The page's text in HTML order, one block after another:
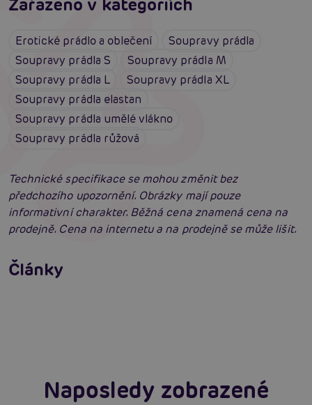
Zařazeno v kategoriích
Erotické prádlo a oblečení
Soupravy prádla
Soupravy prádla S
Soupravy prádla M
Soupravy prádla L
Soupravy prádla XL
Soupravy prádla elastan
Soupravy prádla umělé vlákno
Soupravy prádla růžová
Technické specifikace se mohou změnit bez
předchozího upozornění. Obrázky mají pouze
informativní charakter. Běžná cena znamená cena na
prodejně. Cena na internetu a na prodejně se může lišit.
Články
neodolatelně sexy
Číst více
Erotická inteligence: Příručka Sexiomů
Naposledy zobrazené